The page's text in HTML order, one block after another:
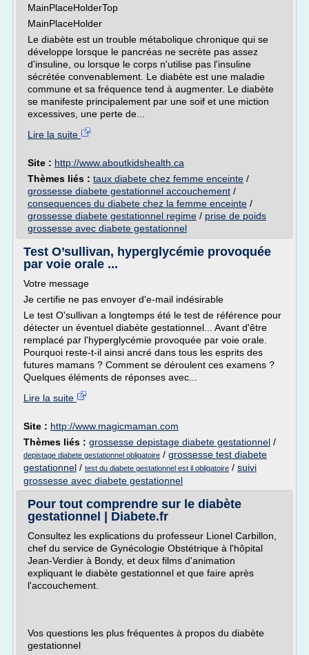
MainPlaceHolderTop
MainPlaceHolder
Le diabète est un trouble métabolique chronique qui se
développe lorsque le pancréas ne secrète pas assez
d'insuline, ou lorsque le corps n'utilise pas l'insuline
sécrétée convenablement. Le diabète est une maladie
commune et sa fréquence tend à augmenter. Le diabète
se manifeste principalement par une soif et une miction
excessives, une perte de...
Lire la suite
Site : http://www.aboutkidshealth.ca
Thèmes liés : taux diabete chez femme enceinte /
grossesse diabete gestationnel accouchement /
consequences du diabete chez la femme enceinte /
grossesse diabete gestationnel regime / prise de poids
grossesse avec diabete gestationnel
Test O’sullivan, hyperglycémie provoquée
par voie orale ...
Votre message
Je certifie ne pas envoyer d'e-mail indésirable
Le test O'sullivan a longtemps été le test de référence pour
détecter un éventuel diabète gestationnel... Avant d'être
remplacé par l'hyperglycémie provoquée par voie orale.
Pourquoi reste-t-il ainsi ancré dans tous les esprits des
futures mamans ? Comment se déroulent ces examens ?
Quelques éléments de réponses avec...
Lire la suite
Site : http://www.magicmaman.com
Thèmes liés : grossesse depistage diabete gestationnel /
depistage diabete gestationnel obligatoire / grossesse test diabete
gestationnel / test du diabete gestationnel est il obligatoire / suivi
grossesse avec diabete gestationnel
Pour tout comprendre sur le diabète
gestationnel | Diabete.fr
Consultez les explications du professeur Lionel Carbillon,
chef du service de Gynécologie Obstétrique à l'hôpital
Jean-Verdier à Bondy, et deux films d'animation
expliquant le diabète gestationnel et que faire après
l'accouchement.
Vos questions les plus fréquentes à propos du diabète
gestationnel